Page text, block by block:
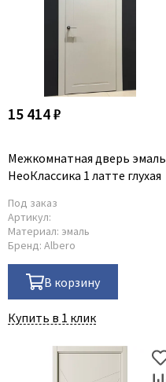
15 414 ₽
Межкомнатная дверь эмаль
НеоКлассика 1 латте глухая
Под заказ
Артикул:
Материал: эмаль
Бренд: Albero
В корзину
Купить в 1 клик